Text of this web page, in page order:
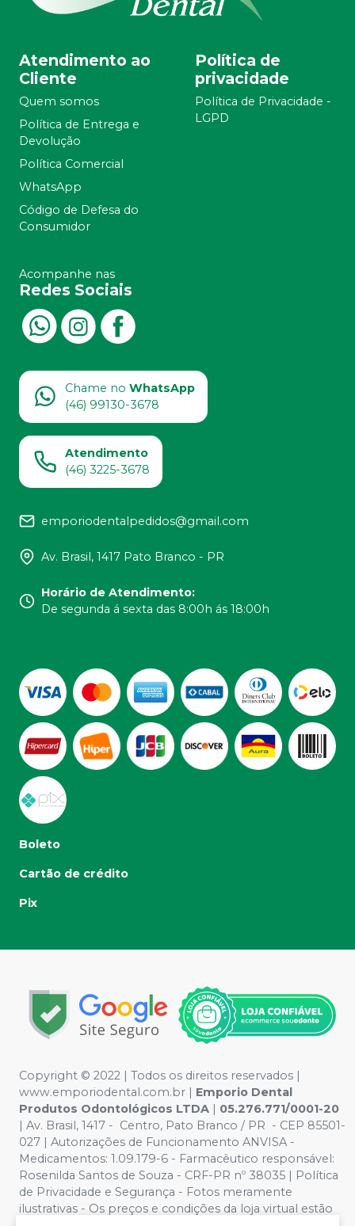
Atendimento ao
Cliente
Quem somos
Política de Entrega e
Devolução
Política Comercial
WhatsApp
Código de Defesa do
Consumidor
Política de
privacidade
Política de Privacidade -
LGPD
Acompanhe nas
Redes Sociais
Chame no WhatsApp
(46) 99130-3678
Atendimento
(46) 3225-3678
emporiodentalpedidos@gmail.com
Av. Brasil, 1417 Pato Branco - PR
Horário de Atendimento:
De segunda á sexta das 8:00h ás 18:00h
Boleto
Cartão de crédito
Pix
Copyright © 2022 | Todos os direitos reservados |
www.emporiodental.com.br | Emporio Dental
Produtos Odontológicos LTDA | 05.276.771/0001-20
| Av. Brasil, 1417 - Centro, Pato Branco / PR - CEP 85501-
027 | Autorizações de Funcionamento ANVISA -
Medicamentos: 1.09.179-6 - Farmacêutico responsável:
Rosenilda Santos de Souza - CRF-PR nº 38035 | Política
de Privacidade e Segurança - Fotos meramente
ilustrativas - Os preços e condições da loja virtual estão